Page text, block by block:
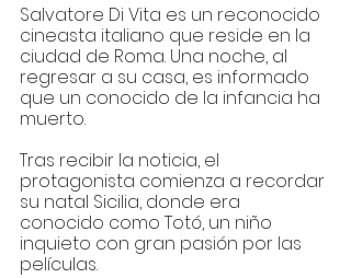
Salvatore Di Vita es un reconocido
cineasta italiano que reside en la
ciudad de Roma. Una noche, al
regresar a su casa, es informado
que un conocido de la infancia ha
muerto.
Tras recibir la noticia, el
protagonista comienza a recordar
su natal Sicilia, donde era
conocido como Totó, un niño
inquieto con gran pasión por las
películas.